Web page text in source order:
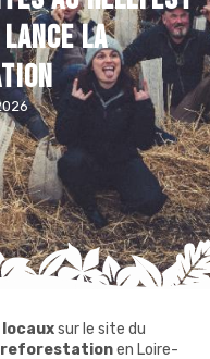
lance la
sur le site du
reforestationen Loire-